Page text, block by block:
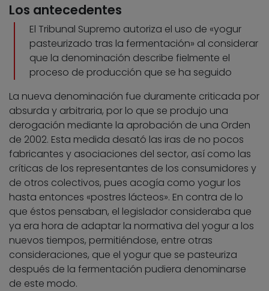
Los antecedentes
El Tribunal Supremo autoriza el uso de «yogur
pasteurizado tras la fermentación» al considerar
que la denominación describe fielmente el
proceso de producción que se ha seguido
La nueva denominación fue duramente criticada por
absurda y arbitraria, por lo que se produjo una
derogación mediante la aprobación de una Orden
de 2002. Esta medida desató las iras de no pocos
fabricantes y asociaciones del sector, así como las
críticas de los representantes de los consumidores y
de otros colectivos, pues acogía como yogur los
hasta entonces «postres lácteos». En contra de lo
que éstos pensaban, el legislador consideraba que
ya era hora de adaptar la normativa del yogur a los
nuevos tiempos, permitiéndose, entre otras
consideraciones, que el yogur que se pasteuriza
después de la fermentación pudiera denominarse
de este modo.